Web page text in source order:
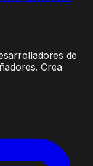
de
Crea